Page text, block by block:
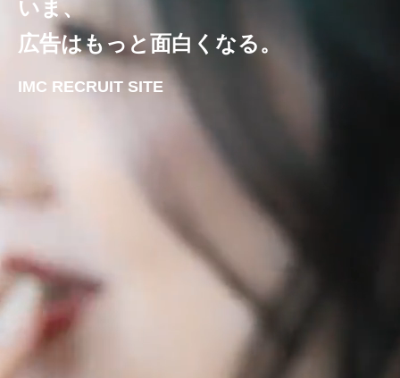
いま、
広告はもっと面白くなる。
IMC RECRUIT SITE